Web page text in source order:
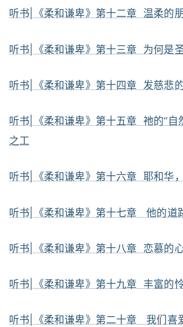
听书|《柔和谦卑》第十二章 温柔的
听书|《柔和谦卑》第十三章 为何是
听书|《柔和谦卑》第十四章 发慈悲
听书|《柔和谦卑》第十五章 祂的“自
之工
听书|《柔和谦卑》第十六章 耶和华
听书|《柔和谦卑》第十七章 他的道
听书|《柔和谦卑》第十八章 恋慕的
听书|《柔和谦卑》第十九章 丰富的
听书|《柔和谦卑》第二十章 我们喜